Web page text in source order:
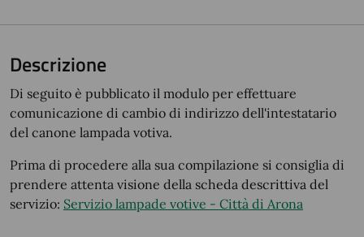
Descrizione
Di seguito è pubblicato il modulo per effettuare
comunicazione di cambio di indirizzo dell'intestatario
del canone lampada votiva.
Prima di procedere alla sua compilazione si consiglia di
prendere attenta visione della scheda descrittiva del
servizio: Servizio lampade votive - Città di Arona